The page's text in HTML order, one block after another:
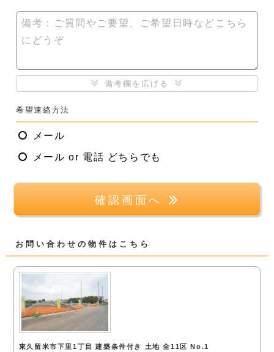
備考：ご質問やご要望、ご希望日時などこちら
にどうぞ
備考欄を広げる
希望連絡方法
メール
メール or 電話 どちらでも
確認画面へ
お問い合わせの物件はこちら
東久留米市下里1丁目 建築条件付き 土地 全11区 No.1